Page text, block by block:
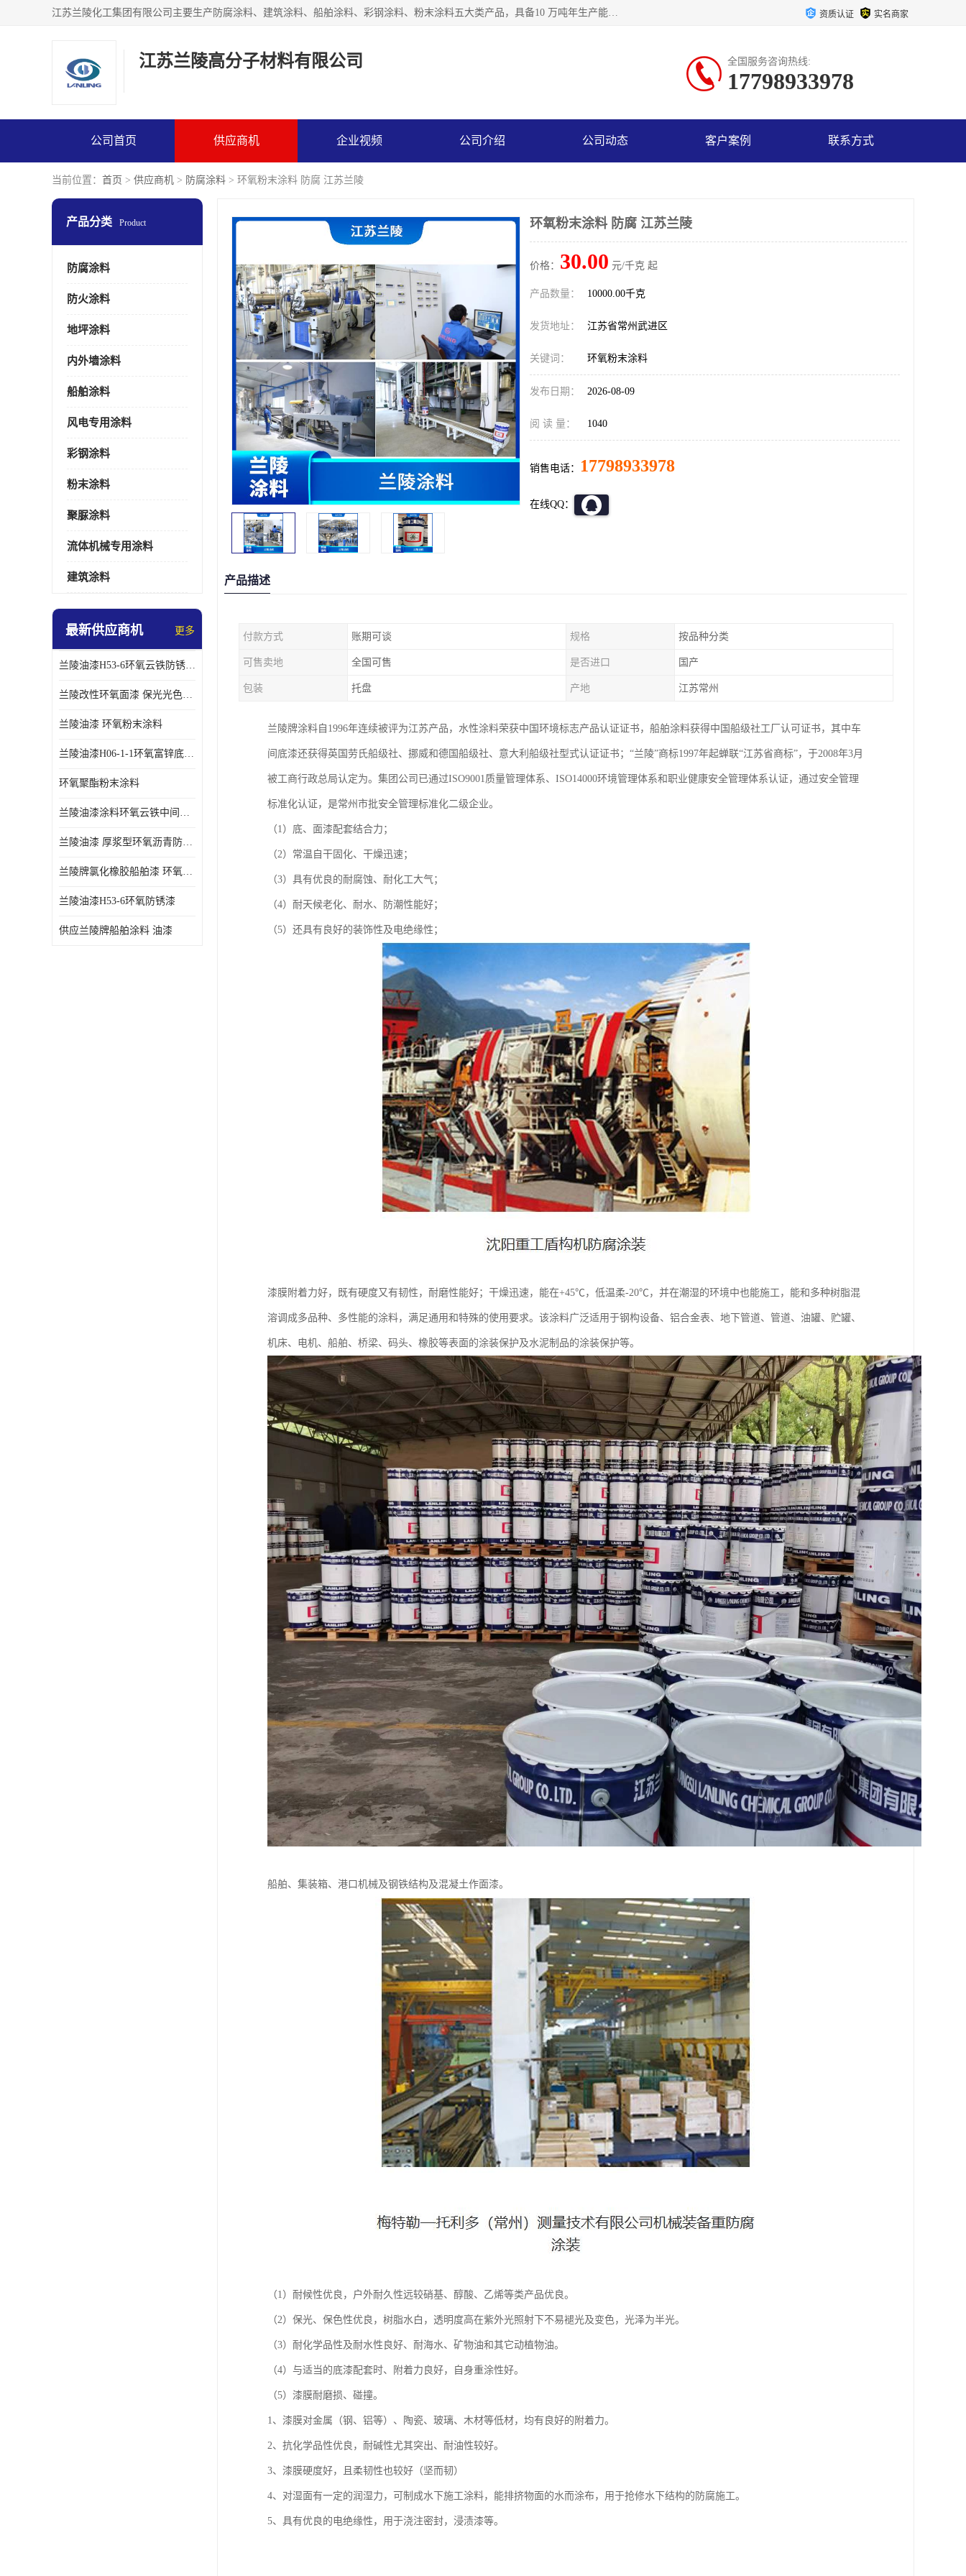
江苏兰陵化工集团有限公司主要生产防腐涂料、建筑涂料、船舶涂料、彩钢涂料、粉末涂料五大类产品，具备10 万吨年生产能力，可以提供优质精良的涂装施工服务，产品广销全国各地，大量出口亚非欧及拉美等国家。 资质认证 实名商家
江苏兰陵高分子材料有限公司 全国服务咨询热线:
17798933978
公司首页 供应商机 企业视频 公司介绍 公司动态 客户案例 联系方式
当前位置： 首页 > 供应商机 > 防腐涂料 > 环氧粉末涂料 防腐 江苏兰陵
产品分类 Product
防腐涂料
防火涂料
地坪涂料
内外墙涂料
船舶涂料
风电专用涂料
彩钢涂料
粉末涂料
聚脲涂料
流体机械专用涂料
建筑涂料
最新供应商机 更多
兰陵油漆H53-6环氧云铁防锈漆链接性能强
兰陵改性环氧面漆 保光光色性更好 适用于室外防腐耐候性好
兰陵油漆 环氧粉末涂料
兰陵油漆H06-1-1环氧富锌底漆 船舶桥梁铁塔储罐防锈漆
环氧聚酯粉末涂料
兰陵油漆涂料环氧云铁中间漆、环氧煤沥青漆
兰陵油漆 厚浆型环氧沥青防锈漆 埋地管道专用漆
兰陵牌氯化橡胶船舶漆 环氧富锌底漆
兰陵油漆H53-6环氧防锈漆
供应兰陵牌船舶涂料 油漆
环氧粉末涂料 防腐 江苏兰陵
价格： 30.00 元/千克 起
产品数量： 10000.00千克
发货地址： 江苏省常州武进区
关键词： 环氧粉末涂料
发布日期： 2026-08-09
阅 读 量： 1040
销售电话： 17798933978
在线QQ：
产品描述
付款方式 账期可谈 规格 按品种分类
可售卖地 全国可售 是否进口 国产
包装 托盘 产地 江苏常州
兰陵牌涂料自1996年连续被评为江苏产品，水性涂料荣获中国环境标志产品认证证书，船舶涂料获得中国船级社工厂认可证书，其中车
间底漆还获得英国劳氏船级社、挪威和德国船级社、意大利船级社型式认证证书；“兰陵”商标1997年起蝉联“江苏省商标”，于2008年3月
被工商行政总局认定为。集团公司已通过ISO9001质量管理体系、ISO14000环境管理体系和职业健康安全管理体系认证，通过安全管理
标准化认证，是常州市批安全管理标准化二级企业。
（1）底、面漆配套结合力；
（2）常温自干固化、干燥迅速；
（3）具有优良的耐腐蚀、耐化工大气；
（4）耐天候老化、耐水、防潮性能好；
（5）还具有良好的装饰性及电绝缘性；
漆膜附着力好，既有硬度又有韧性，耐磨性能好；干燥迅速，能在+45℃，低温柔-20℃，并在潮湿的环境中也能施工，能和多种树脂混
溶调成多品种、多性能的涂料，满足通用和特殊的使用要求。该涂料广泛适用于钢构设备、铝合金表、地下管道、管道、油罐、贮罐、
机床、电机、船舶、桥梁、码头、橡胶等表面的涂装保护及水泥制品的涂装保护等。
船舶、集装箱、港口机械及钢铁结构及混凝土作面漆。
（1）耐候性优良，户外耐久性远较硝基、醇酸、乙烯等类产品优良。
（2）保光、保色性优良，树脂水白，透明度高在紫外光照射下不易褪光及变色，光泽为半光。
（3）耐化学品性及耐水性良好、耐海水、矿物油和其它动植物油。
（4）与适当的底漆配套时、附着力良好，自身重涂性好。
（5）漆膜耐磨损、碰撞。
1、漆膜对金属（钢、铝等）、陶瓷、玻璃、木材等低材，均有良好的附着力。
2、抗化学品性优良，耐碱性尤其突出、耐油性较好。
3、漆膜硬度好，且柔韧性也较好（坚而韧）
4、对湿面有一定的润湿力，可制成水下施工涂料，能排挤物面的水而涂布，用于抢修水下结构的防腐施工。
5、具有优良的电绝缘性，用于浇注密封，浸渍漆等。